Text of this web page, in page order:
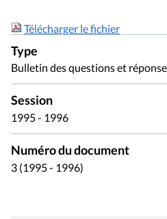
Télécharger le fichier
Type
Bulletin des questions et
Session
1995 - 1996
Numéro du document
3 (1995 - 1996)